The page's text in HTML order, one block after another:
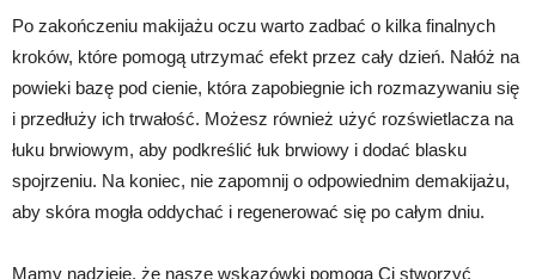
Po zakończeniu makijażu oczu warto zadbać o kilka finalnych
kroków, które pomogą utrzymać efekt przez cały dzień. Nałóż na
powieki bazę pod cienie, która zapobiegnie ich rozmazywaniu się
i przedłuży ich trwałość. Możesz również użyć rozświetlacza na
łuku brwiowym, aby podkreślić łuk brwiowy i dodać blasku
spojrzeniu. Na koniec, nie zapomnij o odpowiednim demakijażu,
aby skóra mogła oddychać i regenerować się po całym dniu.
Mamy nadzieję, że nasze wskazówki pomogą Ci stworzyć